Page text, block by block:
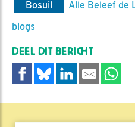
Bosuil
Alle Beleef de
blogs
DEEL DIT BERICHT